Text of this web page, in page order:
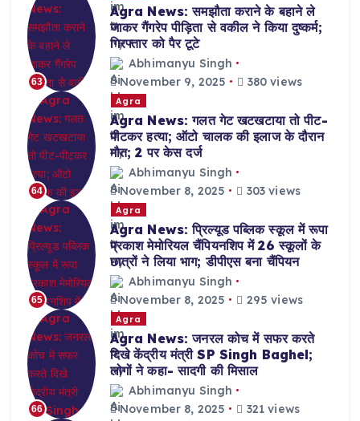
63
Agra News: समझौता कराने के बहाने ले
जाकर गैंगरेप पीड़िता से वकील ने किया दुष्कर्म;
गिरफ्तार को पैर टूटे
Abhimanyu Singh
November 9, 2025
380 views
64
Agra
Agra News: गलत गेट खटखटाया तो पीट-
पीटकर हत्या; ऑटो चालक की इलाज के दौरान
मौत; 2 पर केस दर्ज
Abhimanyu Singh
November 8, 2025
303 views
65
Agra
Agra News: प्रिल्यूड पब्लिक स्कूल में रूपा
प्रकाश मेमोरियल चैंपियनशिप में 26 स्कूलों के
छात्रों ने लिया भाग; डीपीएस बना चैंपियन
Abhimanyu Singh
November 8, 2025
295 views
66
Agra
Agra News: जनरल कोच में सफर करते
दिखे केंद्रीय मंत्री SP Singh Baghel;
लोगों ने कहा- सादगी की मिसाल
Abhimanyu Singh
November 8, 2025
321 views